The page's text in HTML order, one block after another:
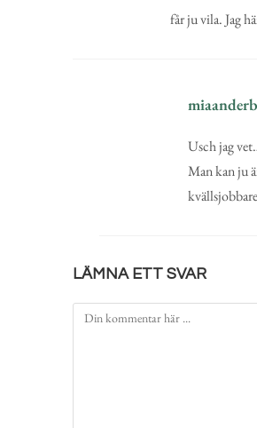
får ju vila. Jag
Usch jag
Man kan ju
LÄMNA ETT SVAR